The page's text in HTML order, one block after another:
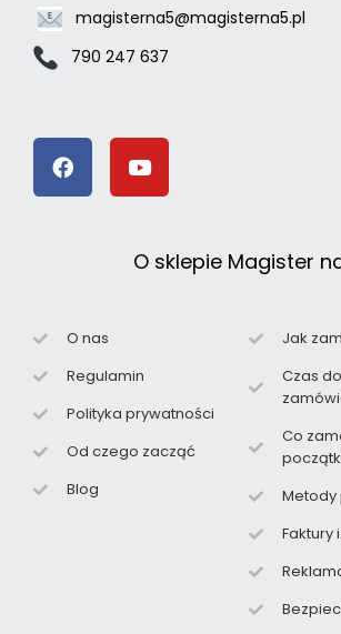
magisterna5@magisterna5.pl
790 247 637
O sklepie Magister
O nas
Regulamin
Polityka prywatności
Od czego zacząć
Blog
Jak
Czas
Co
Metody
Faktury